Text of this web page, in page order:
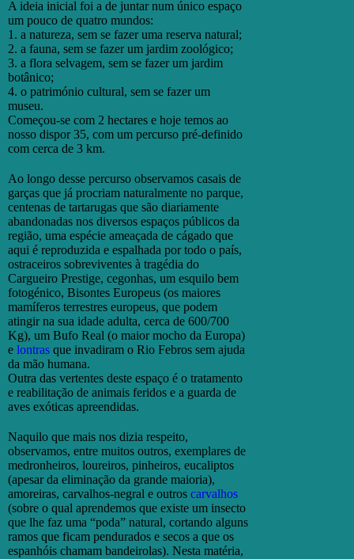
A ideia inicial foi a de juntar num único espaço
um pouco de quatro mundos:
1. a natureza, sem se fazer uma reserva natural;
2. a fauna, sem se fazer um jardim zoológico;
3. a flora selvagem, sem se fazer um jardim
botânico;
4. o património cultural, sem se fazer um
museu.
Começou-se com 2 hectares e hoje temos ao
nosso dispor 35, com um percurso pré-definido
com cerca de 3 km.
Ao longo desse percurso observamos casais de
garças que já procriam naturalmente no parque,
centenas de tartarugas que são diariamente
abandonadas nos diversos espaços públicos da
região, uma espécie ameaçada de cágado que
aqui é reproduzida e espalhada por todo o país,
ostraceiros sobreviventes à tragédia do
Cargueiro Prestige, cegonhas, um esquilo bem
fotogénico, Bisontes Europeus (os maiores
mamíferos terrestres europeus, que podem
atingir na sua idade adulta, cerca de 600/700
Kg), um Bufo Real (o maior mocho da Europa)
e lontras que invadiram o Rio Febros sem ajuda
da mão humana.
Outra das vertentes deste espaço é o tratamento
e reabilitação de animais feridos e a guarda de
aves exóticas apreendidas.
Naquilo que mais nos dizia respeito,
observamos, entre muitos outros, exemplares de
medronheiros, loureiros, pinheiros, eucaliptos
(apesar da eliminação da grande maioria),
amoreiras, carvalhos-negral e outros carvalhos
(sobre o qual aprendemos que existe um insecto
que lhe faz uma “poda” natural, cortando alguns
ramos que ficam pendurados e secos a que os
espanhóis chamam bandeirolas). Nesta matéria,